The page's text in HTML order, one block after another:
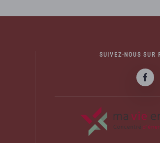
SUIVEZ-NOUS SUR